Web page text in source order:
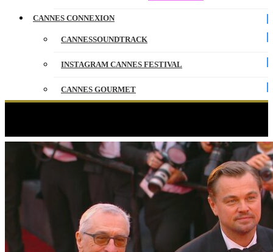
CANNES CONNEXION
CANNESSOUNDTRACK
INSTAGRAM CANNES FESTIVAL
CANNES GOURMET
ENGLISH